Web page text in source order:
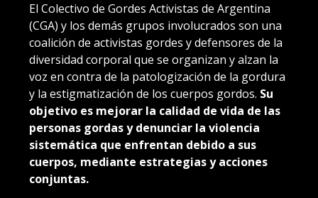
El Colectivo de Gordes Activistas de Argentina
(CGA) y los demás grupos involucrados son una
coalición de activistas gordes y defensores de la
diversidad corporal que se organizan y alzan la
voz en contra de la patologización de la gordura
y la estigmatización de los cuerpos gordos. Su
objetivo es mejorar la calidad de vida de las
personas gordas y denunciar la violencia
sistemática que enfrentan debido a sus
cuerpos, mediante estrategias y acciones
conjuntas.